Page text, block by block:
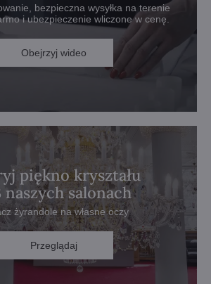
bezpieczna wysyłka na terenie
i ubezpieczenie wliczone w cenę.
Obejrzyj wideo
piękno kryształu
naszych salonach
żyrandole na własne oczy
Przeglądaj